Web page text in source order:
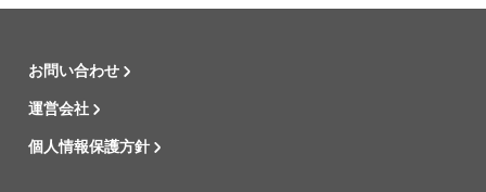
お問い合わせ
運営会社
個人情報保護方針